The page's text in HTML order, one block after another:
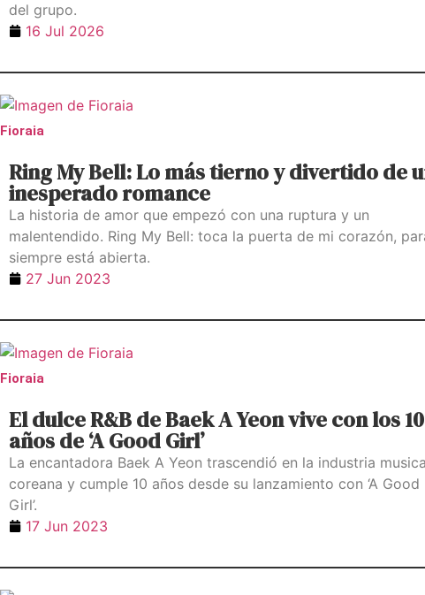
del grupo.
16 Jul 2026
Fioraia
Ring My Bell: Lo más tierno y divertido de
inesperado romance
La historia de amor que empezó con una ruptura y un
malentendido. Ring My Bell: toca la puerta de mi corazón,
siempre está abierta.
27 Jun 2023
Fioraia
El dulce R&B de Baek A Yeon vive con los 10
años de ‘A Good Girl’
La encantadora Baek A Yeon trascendió en la industria
coreana y cumple 10 años desde su lanzamiento con ‘A Good
Girl’.
17 Jun 2023